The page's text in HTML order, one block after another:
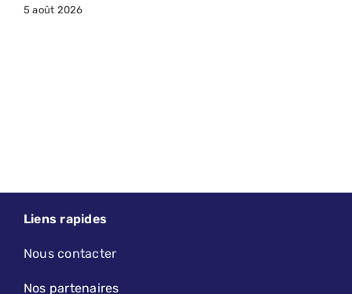
5 août 2026
Liens rapides
Nous contacter
Nos partenaires